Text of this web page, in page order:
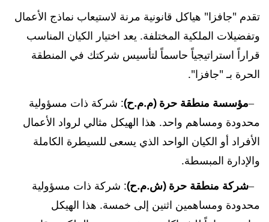
تقدم "جافزا" هياكل قانونية مرنة لاستيعاب نماذج الأعمال
وتفضيلات الملكية المختلفة. يعد اختيار الكيان المناسب
قراراً استراتيجياً حاسماً لتأسيس شركتك في المنطقة
الحرة بـ "جافزا".
مؤسسة منطقة حرة (م.م.ح): شركة ذات مسؤولية
محدودة ومساهم واحد. هذا الهيكل مثالي لرواد الأعمال
الأفراد أو الكيان الواحد الذي يسعى للسيطرة الكاملة
والإدارة المبسطة.
شركة منطقة حرة (ش.م.ح): شركة ذات مسؤولية
محدودة ومساهمين اثنين إلى خمسة. هذا الهيكل